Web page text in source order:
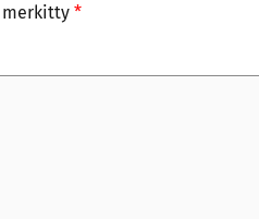
merkitty *